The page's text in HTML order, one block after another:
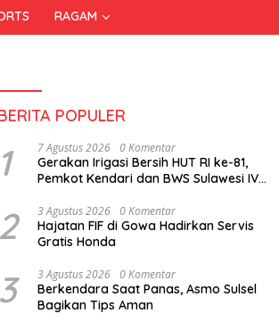
RAGAM
POPULER
1 7 Agustus 2026 0 Komentar
Gerakan Irigasi Bersih HUT RI ke-81,
Pemkot Kendari dan BWS Sulawesi IV
2 3 Agustus 2026 0 Komentar
Hajatan FIF di Gowa Hadirkan Servis
Gratis Honda
3 3 Agustus 2026 0 Komentar
Berkendara Saat Panas, Asmo Sulsel
Bagikan Tips Aman